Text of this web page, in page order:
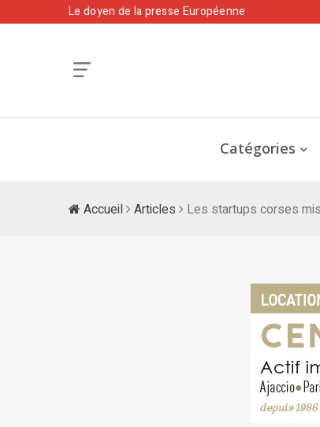
Le doyen de la presse Européenne
Catégories
Accueil Articles Les startups corses